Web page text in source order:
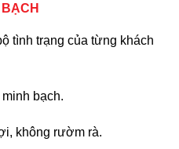
BẠCH
tình trạng của từng khách
bạch.
không rườm rà.